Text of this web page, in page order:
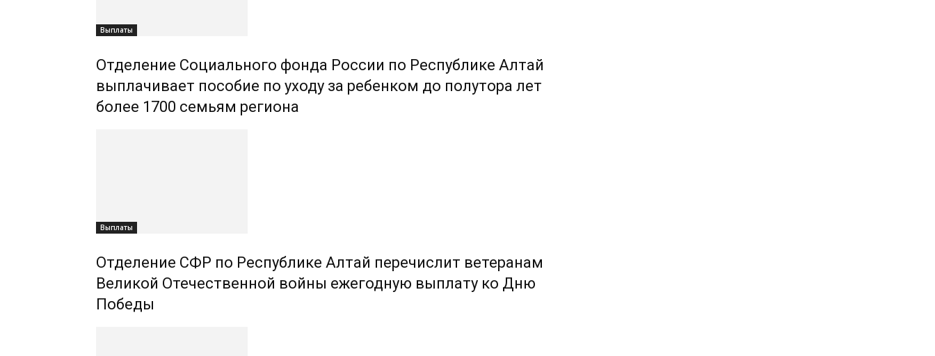
Выплаты
Отделение Социального фонда России по Республике Алтай
выплачивает пособие по уходу за ребенком до полутора лет
более 1700 семьям региона
Выплаты
Отделение СФР по Республике Алтай перечислит ветеранам
Великой Отечественной войны ежегодную выплату ко Дню
Победы